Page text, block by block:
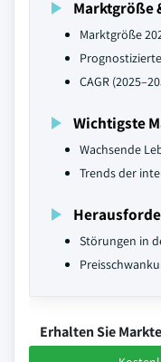
Marktgröße
Marktgröße
CAGR
Wichtigste
Wachsende
Trends der
Störungen in
Erhalten Sie